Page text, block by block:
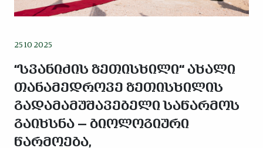
25 10 2025
“სვანიძის ზეთისხილი“ ახალი
თანამედროვე ზეთისხილის
გადამამუშავებელი საწარმოს
გაიხსნა — ბიოლოგიური
წარმოება,